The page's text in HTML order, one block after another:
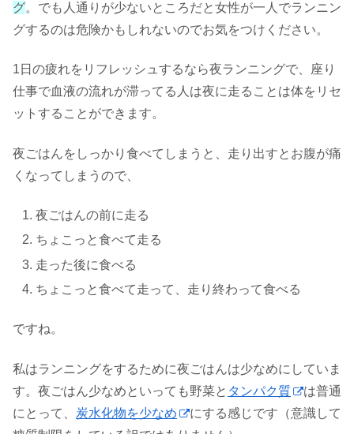
グ。でも人通りが少ないところだと女性が一人でランニン
グするのは危険かもしれないのでお気をつけください。
1日の疲れをリフレッシュするなら夜ランニングで、座り
仕事で血液の流れが滞ってる人は夜に走ることは体をリセ
ットすることができます。
夜ごはんをしっかり食べてしまうと、走り出すとお腹が痛
くなってしまうので、
夜ごはんの前に走る
ちょこっと食べて走る
走った後に食べる
ちょこっと食べて走って、走り終わって食べる
ですね。
私はランニングをするために夜ごはんは少なめにしていま
す。夜ごはん少なめといっても野菜と タンパク質
は普通
にとって、 炭水化物を少なめ
にする感じです（意識して